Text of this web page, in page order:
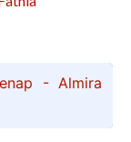
- Almira